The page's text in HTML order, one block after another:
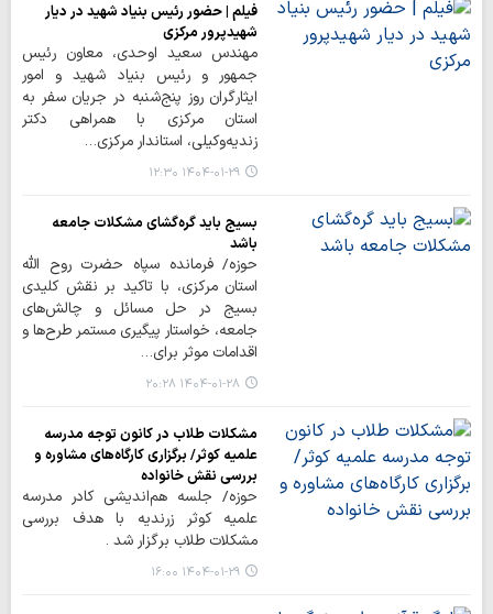
فیلم | حضور رئیس بنیاد شهید در دیار
شهیدپرور مرکزی
مهندس سعید اوحدی، معاون رئیس
جمهور و رئیس بنیاد شهید و امور
ایثارگران روز پنج‌شنبه در جریان سفر به
استان مرکزی با همراهی دکتر
زندیه‌وکیلی، استاندار مرکزی…
۱۴۰۴-۰۱-۲۹ ۱۲:۳۰
بسیج باید گره‌گشای مشکلات جامعه
باشد
حوزه/ فرمانده سپاه حضرت روح الله
استان مرکزی، با تاکید بر نقش کلیدی
بسیج در حل مسائل و چالش‌های
جامعه، خواستار پیگیری مستمر طرح‌ها و
اقدامات موثر برای…
۱۴۰۴-۰۱-۲۸ ۲۰:۲۸
مشکلات طلاب در کانون توجه مدرسه
علمیه کوثر/ برگزاری کارگاه‌های مشاوره و
بررسی نقش خانواده
حوزه/ جلسه هم‌اندیشی کادر مدرسه
علمیه کوثر زرندیه با هدف بررسی
مشکلات طلاب برگزار شد .
۱۴۰۴-۰۱-۲۹ ۱۶:۰۰